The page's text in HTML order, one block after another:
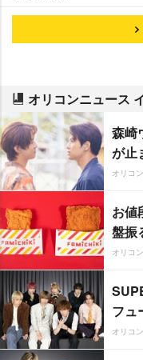
オリコンニュース
森崎
が止
オリコ
お値
盤振
オリコ
フュ
オリコ